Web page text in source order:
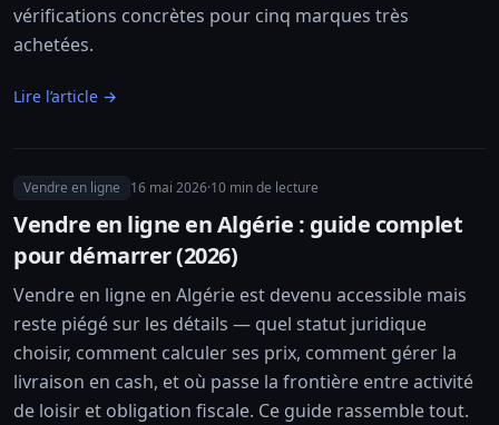
vérifications concrètes pour cinq marques très
achetées.
Lire l’article →
Vendre en ligne 16 mai 2026·10 min de lecture
Vendre en ligne en Algérie : guide complet
pour démarrer (2026)
Vendre en ligne en Algérie est devenu accessible mais
reste piégé sur les détails — quel statut juridique
choisir, comment calculer ses prix, comment gérer la
livraison en cash, et où passe la frontière entre activité
de loisir et obligation fiscale. Ce guide rassemble tout.